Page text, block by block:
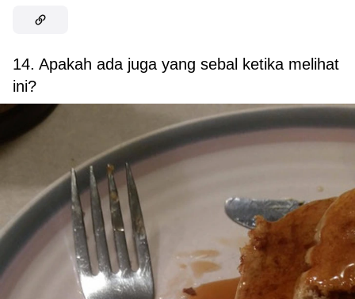
14. Apakah ada juga yang sebal ketika melihat
ini?